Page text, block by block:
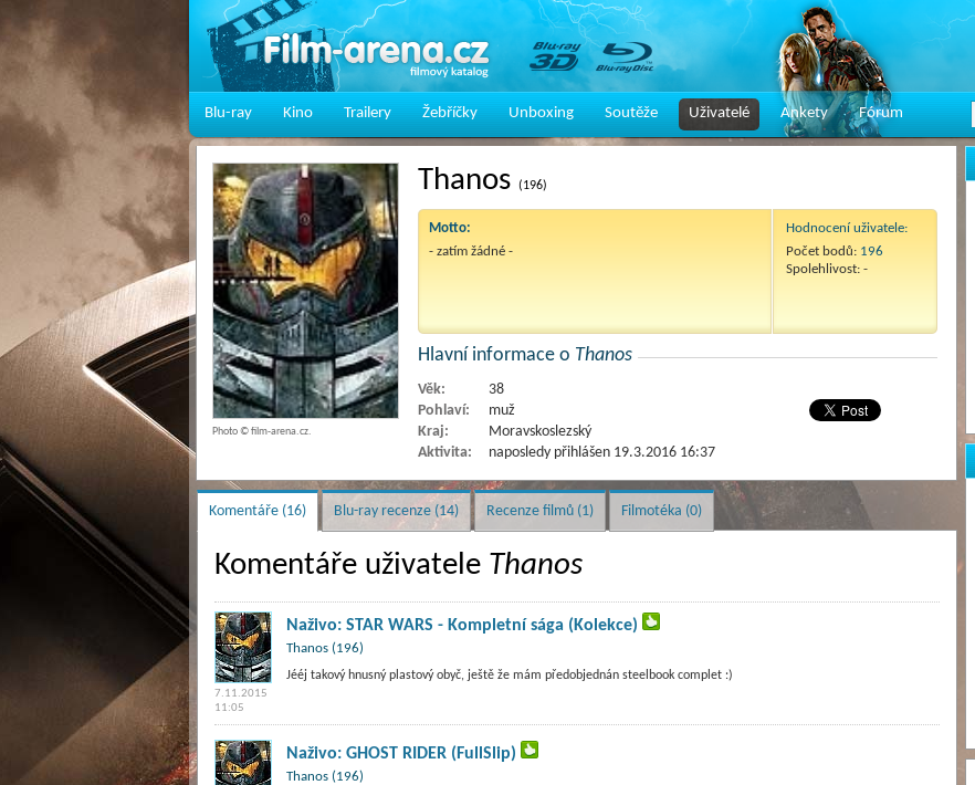
Blu-ray Kino Trailery Žebříčky Unboxing Soutěže Uživatelé Ankety Fórum
Thanos (196)
Motto:
- zatím žádné -
Hodnocení uživatele:
Počet bodů: 196
Spolehlivost: -
Hlavní informace o Thanos
Věk:
38
Pohlaví:
muž
Kraj:
Moravskoslezský
Aktivita:
naposledy přihlášen 19.3.2016 16:37
Photo © film-arena.cz.
Komentáře (16) Blu-ray recenze (14) Recenze filmů (1) Filmotéka (0)
Komentáře uživatele Thanos
7.11.2015
11:05
Naživo: STAR WARS - Kompletní sága (Kolekce)
Thanos (196)
Jééj takový hnusný plastový obyč, ještě že mám předobjednán steelbook complet :)
Naživo: GHOST RIDER (FullSlip)
Thanos (196)